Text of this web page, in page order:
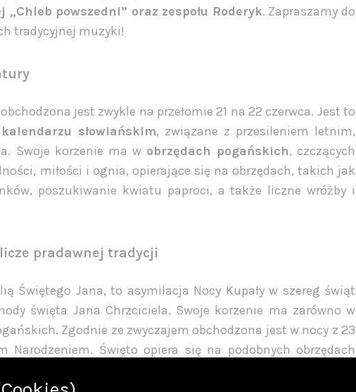
powszedni” oraz zespołu Roderyk. Zapraszamy do
tradycyjnej muzyki!
jest zwykle na przełomie 21 na 22 czerwca. Jest to
słowiańskim, związane z przesileniem letnim,
Swoje korzenie ma w obrzędach pogańskich, czczących
miłości i ognia, opierające się na obrzędach, takich jak
poszukiwanie kwiatu paproci, a także liczne wróżby i
pradawnej tradycji
Świętego Jana, to asymilacja Nocy Kupały w szereg świąt
święta Jana Chrzciciela. Swoje korzenie ma zarówno w
Zgodnie ze zwyczajem obchodzona jest w nocy z 23
Narodzeniem. Święto opiera się na podobnych obrzędach